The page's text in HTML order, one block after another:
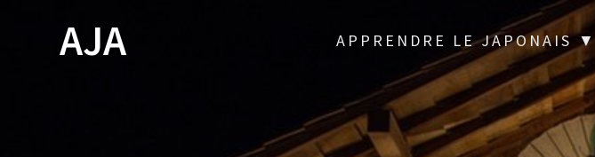
AJA APPRENDRE LE JAPONAIS ▼